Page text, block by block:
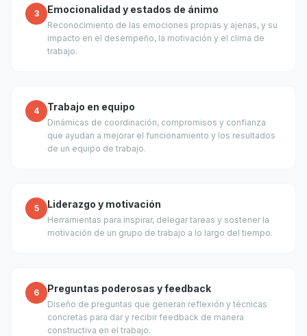
3 Emocionalidad y estados de ánimo
Reconocimiento de las emociones propias y ajenas, y su
impacto en el desempeño, la motivación y el clima de
trabajo.
4 Trabajo en equipo
Dinámicas de coordinación, compromisos y confianza
que ayudan a mejorar el funcionamiento y los resultados
de un equipo de trabajo.
5 Liderazgo y motivación
Herramientas para inspirar, delegar tareas y sostener la
motivación de un grupo de trabajo a lo largo del tiempo.
6 Preguntas poderosas y feedback
Diseño de preguntas que generan reflexión y técnicas
concretas para dar y recibir feedback de manera
constructiva en el trabajo.